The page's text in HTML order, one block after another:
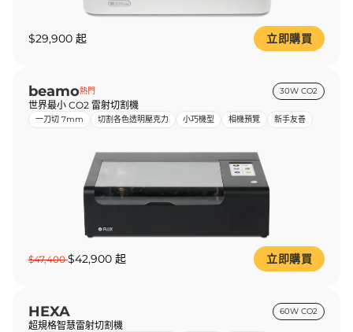
$29,900 起 立即購買
beamo熱門 30W CO2
世界最小 CO2 雷射切割機
一刀切 7mm 切割各色透明壓克力 小巧機型 相機預覽 新手友善
$47,400$42,900 起 立即購買
HEXA 60W CO2
超規格智慧雷射切割機